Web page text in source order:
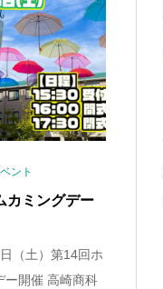
ント
カミングデー
（土）第14回ホ
ー開催 高崎商科